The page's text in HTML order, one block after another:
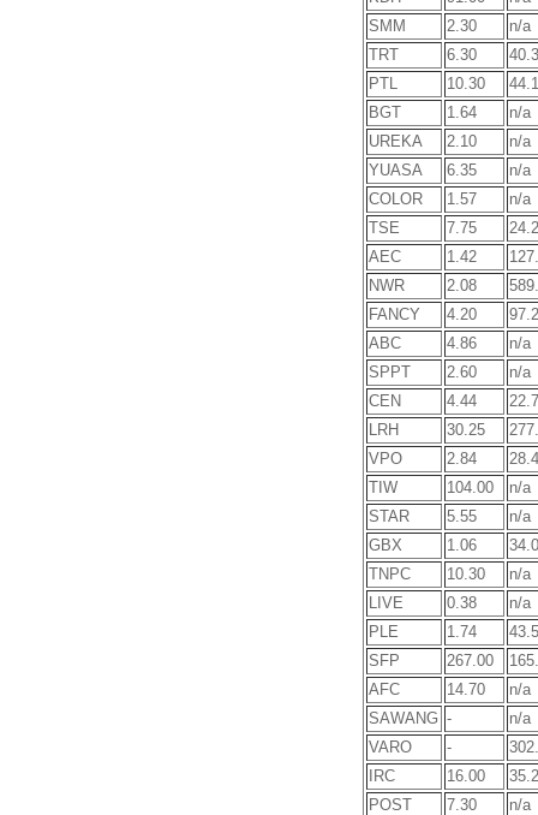
SMM
2.30
n/a
TRT
6.30
PTL
10.30
BGT
1.64
n/a
UREKA
2.10
n/a
YUASA
6.35
n/a
COLOR
1.57
n/a
TSE
7.75
AEC
1.42
NWR
2.08
FANCY
4.20
ABC
4.86
n/a
SPPT
2.60
n/a
CEN
4.44
LRH
30.25
VPO
2.84
TIW
104.00
n/a
STAR
5.55
n/a
GBX
1.06
TNPC
10.30
n/a
LIVE
0.38
n/a
PLE
1.74
SFP
267.00
AFC
14.70
n/a
SAWANG -
n/a
VARO
-
IRC
16.00
POST
7.30
n/a